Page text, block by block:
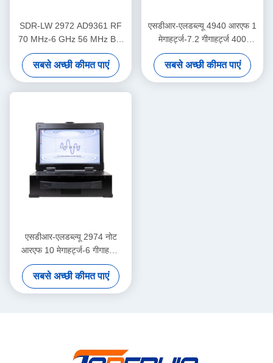
SDR-LW 2972 AD9361 RF
70 MHz-6 GHz 56 MHz BW
प्रत्येक 2 चैनल USB 3.0 USRP
एकीकृत सॉफ्टवेयर परिभाषित रेडियो
डिवाइस
सबसे अच्छी कीमत पाएं
एसडीआर-एलडब्ल्यू 4940 आरएफ 1
मेगाहर्ट्ज-7.2 गीगाहर्ट्ज 400
मेगाहर्ट्ज बीडब्ल्यू प्रत्येक 4 चैनल 1
× क्यूएसएफपी + यूएसबी 3.0 आई 9
डिस्प्ले और कीबोर्ड के साथ एकीकृत
सबसे अच्छी कीमत पाएं
एसडीआर-एलडब्ल्यू 2974 नोट
आरएफ 10 मेगाहर्ट्ज-6 गीगाहर्ट्ज
160 मेगाहर्ट्ज बीडब्ल्यू प्रत्येक 2
चैनल 4 × यूएसबी 3.0, 2 × SFP+
4 × PCIE BUS i7 प्रोसेसर
सबसे अच्छी कीमत पाएं